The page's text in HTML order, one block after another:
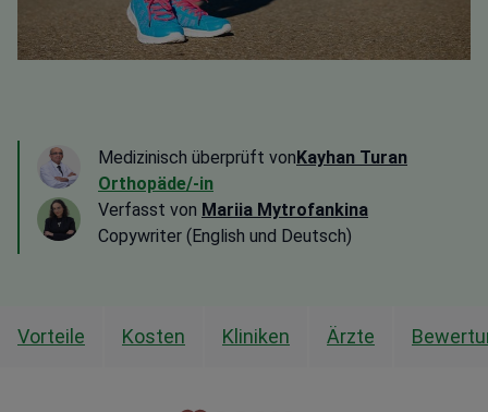
Medizinisch überprüft vonKayhan Turan
Orthopäde/-in
Verfasst von Mariia Mytrofankina
Copywriter (English und Deutsch)
Vorteile Kosten Kliniken Ärzte